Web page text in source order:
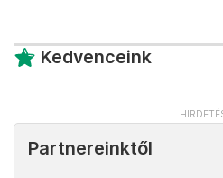
Kedvenceink
Partnereinktől